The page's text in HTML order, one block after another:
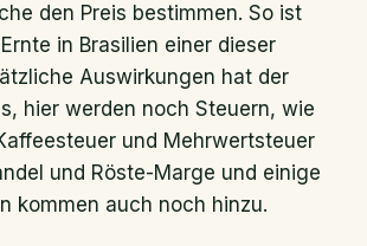
den Preis bestimmen. So ist
in Brasilien einer dieser
Auswirkungen hat der
hier werden noch Steuern, wie
und Mehrwertsteuer
und Röste-Marge und einige
kommen auch noch hinzu.